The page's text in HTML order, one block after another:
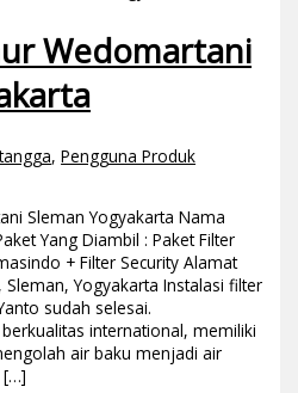
Wedomartani
,Pengguna Produk
Sleman Yogyakarta Nama
Yang Diambil : Paket Filter
+ Filter Security Alamat
Yogyakarta Instalasi filter
sudah selesai.
international, memiliki
air baku menjadi air
[…]